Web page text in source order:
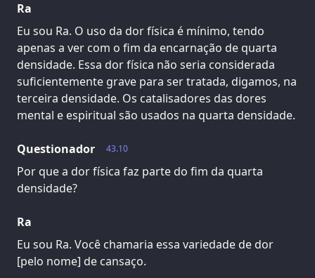
Ra
Eu sou Ra. O uso da dor física é mínimo, tendo
apenas a ver com o fim da encarnação de quarta
densidade. Essa dor física não seria considerada
suficientemente grave para ser tratada, digamos, na
terceira densidade. Os catalisadores das dores
mental e espiritual são usados na quarta densidade.
43.10
Questionador
Por que a dor física faz parte do fim da quarta
densidade?
Ra
Eu sou Ra. Você chamaria essa variedade de dor
[pelo nome] de cansaço.